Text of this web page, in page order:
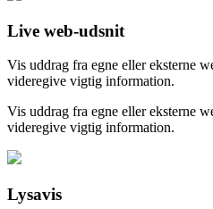
Live web-udsnit
Vis uddrag fra egne eller eksterne
videregive vigtig information.
Vis uddrag fra egne eller eksterne
videregive vigtig information.
Lysavis